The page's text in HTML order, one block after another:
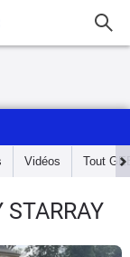
Vidéos Tout
STARRAY